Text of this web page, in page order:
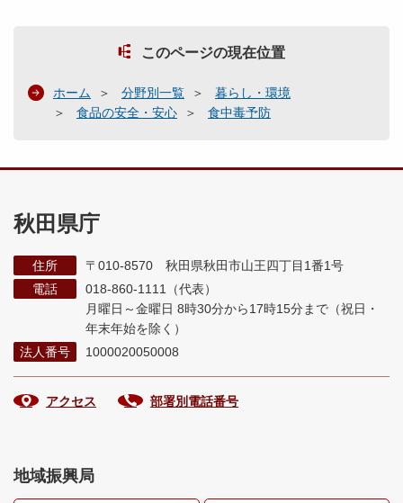
このページの現在位置
ホーム 分野別一覧
暮らし・環境
食品の安全・安心
食中毒予防
秋田県庁
住所
〒010-8570 秋田県秋田市山王四丁目1番1号
電話
018-860-1111（代表）
月曜日～金曜日 8時30分から17時15分まで （祝日・
年末年始を除く）
法人番号
1000020050008
アクセス 部署別電話番号
地域振興局